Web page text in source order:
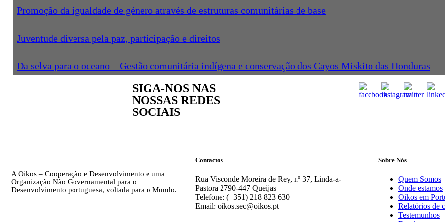
Promoção da igualdade de género através de estruturas comunitárias de base
Juventude diversa pela paz, participação e direitos
Da selva para o oceano – Gestão comunitária indígena e conservação dos Cayos Miskito das Honduras
SIGA-NOS NAS
NOSSAS REDES
SOCIAIS
A Oikos – Cooperação e Desenvolvimento é uma
Organização Não Governamental para o
Desenvolvimento portuguesa, voltada para o Mundo.
Contactos
Rua Visconde Moreira de Rey, nº 37, Linda-a-
Pastora 2790-447 Queijas
Telefone: (+351) 218 823 630
Email: oikos.sec@oikos.pt
Sobre Nós
Quem Somos
Onde estamos
Oikos em
Relatórios de
Testemunhos